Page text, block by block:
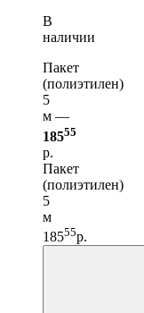
В
наличии
Пакет
(полиэтилен)
5
м —
18555
р.
Пакет
(полиэтилен)
5
м
18555р.